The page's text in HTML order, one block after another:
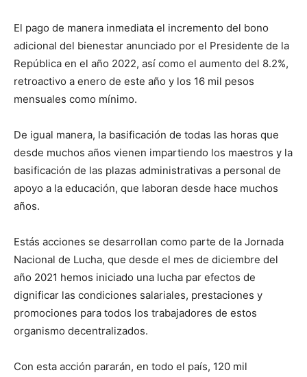
El pago de manera inmediata el incremento del bono
adicional del bienestar anunciado por el Presidente de la
República en el año 2022, así como el aumento del 8.2%,
retroactivo a enero de este año y los 16 mil pesos
mensuales como mínimo.
De igual manera, la basificación de todas las horas que
desde muchos años vienen impartiendo los maestros y la
basificación de las plazas administrativas a personal de
apoyo a la educación, que laboran desde hace muchos
años.
Estás acciones se desarrollan como parte de la Jornada
Nacional de Lucha, que desde el mes de diciembre del
año 2021 hemos iniciado una lucha par efectos de
dignificar las condiciones salariales, prestaciones y
promociones para todos los trabajadores de estos
organismo decentralizados.
Con esta acción pararán, en todo el país, 120 mil